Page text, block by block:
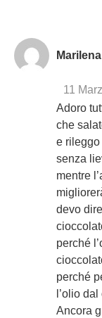
Marilena
11
Adoro
che
e rileggo
senza
mentre
devo
perché
perché
l’olio
Ancora